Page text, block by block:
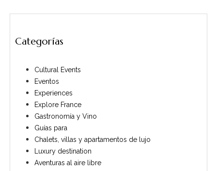
Categorías
Cultural Events
Eventos
Experiences
Explore France
Gastronomía y Vino
Guías para
Chalets, villas y apartamentos de lujo
Luxury destination
Aventuras al aire libre